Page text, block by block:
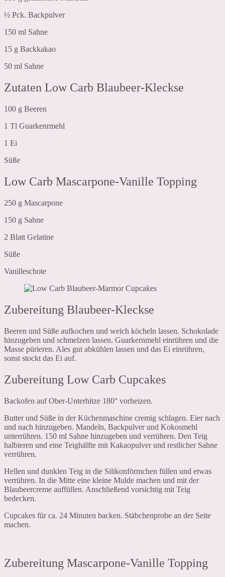
½ Pck. Backpulver
150 ml Sahne
15 g Backkakao
50 ml Sahne
Zutaten Low Carb Blaubeer-Kleckse
100 g Beeren
1 Tl Guarkenrmehl
1 Ei
Süße
Low Carb Mascarpone-Vanille Topping
250 g Mascarpone
150 g Sahne
2 Blatt Gelatine
Süße
Vanilleschote
Zubereitung Blaubeer-Kleckse
Beeren und Süße aufkochen und weich köcheln lassen. Schokolade
hinzugeben und schmelzen lassen. Guarkernmehl einrühren und die
Masse pürieren. Ales gut abkühlen lassen und das Ei einrühren,
sonst stockt das Ei auf.
Zubereitung Low Carb Cupcakes
Backofen auf Ober-Unterhitze 180° vorheizen.
Butter und Süße in der Küchenmaschine cremig schlagen. Eier nach
und nach hinzugeben. Mandeln, Backpulver und Kokosmehl
unterrühren. 150 ml Sahne hinzugeben und verrühren. Den Teig
halbieren und eine Teighälfte mit Kakaopulver und restlicher Sahne
verrühren.
Hellen und dunklen Teig in die Silikonförmchen füllen und etwas
verrühren. In die Mitte eine kleine Mulde machen und mit der
Blaubeercreme auffüllen. Anschließend vorsichtig mit Teig
bedecken.
Cupcakes für ca. 24 Minuten backen. Stäbchenprobe an der Seite
machen.
Zubereitung Mascarpone-Vanille Topping